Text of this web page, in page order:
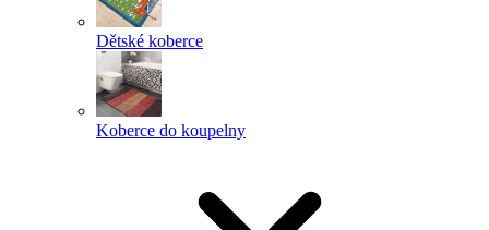
Dětské koberce
Koberce do koupelny